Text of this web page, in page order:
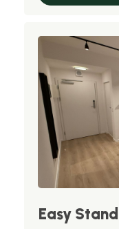
Easy